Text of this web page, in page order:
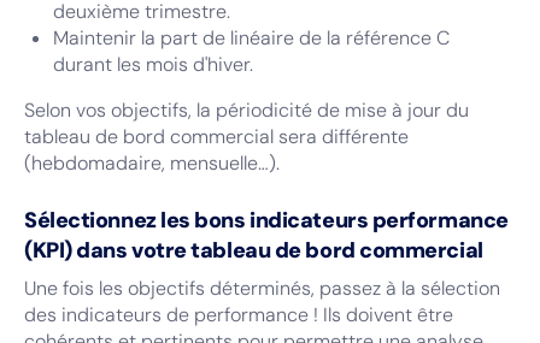
deuxième trimestre.
Maintenir la part de linéaire de la référence C
durant les mois d'hiver.
Selon vos objectifs, la périodicité de mise à jour du
tableau de bord commercial sera différente
(hebdomadaire, mensuelle…).
Sélectionnez les bons indicateurs performance
(KPI) dans votre tableau de bord commercial
Une fois les objectifs déterminés, passez à la sélection
des indicateurs de performance ! Ils doivent être